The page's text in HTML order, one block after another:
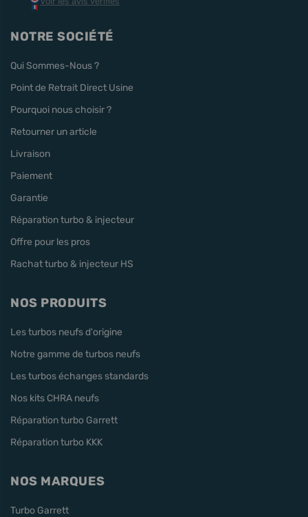
NOTRE SOCIÉTÉ
Qui Sommes-Nous ?
Point de Retrait Direct Usine
Pourquoi nous choisir ?
Retourner un article
Livraison
Paiement
Garantie
Réparation turbo & injecteur
Offre pour les pros
Rachat turbo & injecteur HS
NOS PRODUITS
Les turbos neufs d'origine
Notre gamme de turbos neufs
Les turbos échanges standards
Nos kits CHRA neufs
Réparation turbo Garrett
Réparation turbo KKK
NOS MARQUES
Turbo Garrett